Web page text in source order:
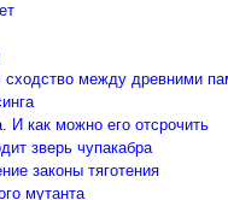
между древними
И как можно его отсрочить
зверь чупакабра
законы тяготения
мутанта